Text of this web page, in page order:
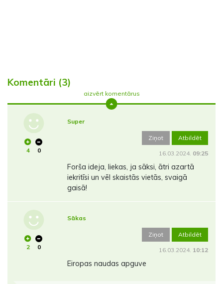
Komentāri (3)
aizvērt komentārus
4 0
Super
Ziņot Atbildēt
16.03.2024. 09:25
Forša ideja, liekas, ja sāksi, ātri azartā
iekritīsi un vēl skaistās vietās, svaigā
gaisā!
2 0
Sākas
Ziņot Atbildēt
16.03.2024. 10:12
Eiropas naudas apguve